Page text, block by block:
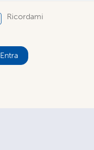
Ricordami
Entra